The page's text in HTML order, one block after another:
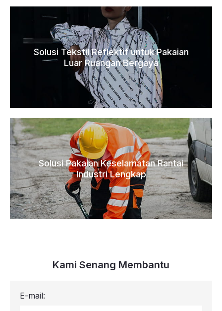
Solusi Tekstil Reflektif untuk Pakaian
Luar Ruangan Bergaya
Solusi Pakaian Keselamatan Rantai
Industri Lengkap
Kami Senang Membantu
E-mail: